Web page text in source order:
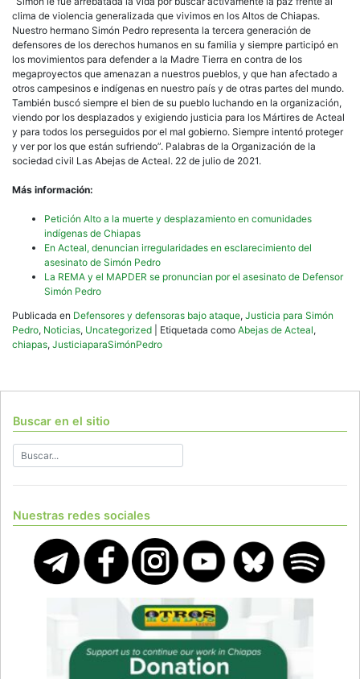
clima de violencia generalizada que vivimos en los Altos de Chiapas.
Nuestro hermano Simón Pedro representa la tercera generación de
defensores de los derechos humanos en su familia y siempre participó en
los movimientos para defender a la Madre Tierra en contra de los
megaproyectos que amenazan a nuestros pueblos, y que han afectado a
otros campesinos e indígenas en nuestro país y de otras partes del mundo.
También buscó siempre el bien de su pueblo luchando en la organización,
viendo por los desplazados y exigiendo justicia para los Mártires de Acteal
y para todos los perseguidos por el mal gobierno. Siempre intentó proteger
y ver por los que están sufriendo”. Palabras de la Organización de la
sociedad civil Las Abejas de Acteal. 22 de julio de 2021.
Más información:
Petición Alto a la muerte y desplazamiento en comunidades
indígenas de Chiapas
En Acteal, denuncian irregularidades en esclarecimiento del
asesinato de Simón Pedro
La REMA y el MAPDER se pronuncian por el asesinato de Defensor
Simón Pedro
Publicada en Defensores y defensoras bajo ataque, Justicia para Simón
Pedro, Noticias, Uncategorized Etiquetada como Abejas de Acteal,
chiapas, JusticiaparaSimónPedro
Buscar en el sitio
Nuestras redes sociales